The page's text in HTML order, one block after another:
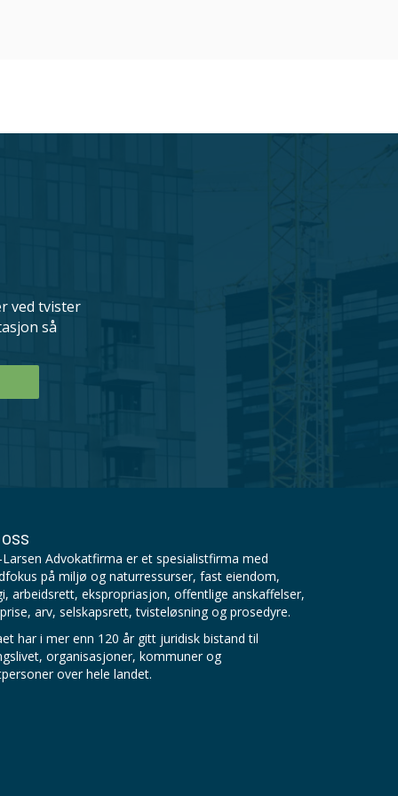
ved tvister
så
Larsen Advokatfirma er et spesialistfirma med
på miljø og naturressurser, fast eiendom,
arbeidsrett, ekspropriasjon, offentlige anskaffelser,
arv, selskapsrett, tvisteløsning og prosedyre.
har i mer enn 120 år gitt juridisk bistand til
organisasjoner, kommuner og
over hele landet.